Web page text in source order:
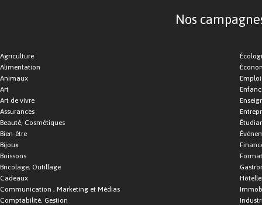
Nos
Agriculture
Alimentation
Animaux
Art
Art de vivre
Assurances
Beauté, Cosmétiques
Bien-être
Bijoux
Boissons
Bricolage, Outillage
Cadeaux
Communication , Marketing et Médias
Comptabilité, Gestion
Emploi